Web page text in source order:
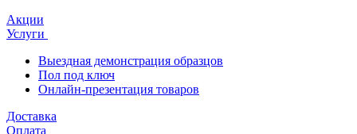
Акции
Услуги
Выездная демонстрация образцов
Пол под ключ
Онлайн-презентация товаров
Доставка
Оплата